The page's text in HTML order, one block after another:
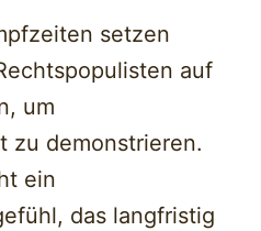
setzen
auf
um
zu demonstrieren.
ein
das langfristig